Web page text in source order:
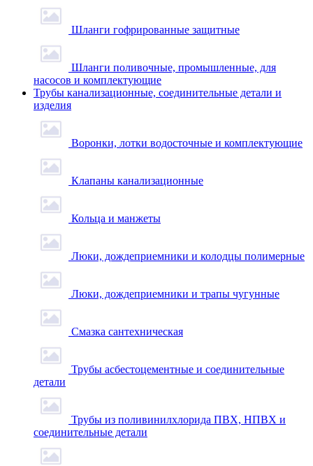
Шланги гофрированные защитные
Шланги поливочные, промышленные, для
насосов и комплектующие
Трубы канализационные, соединительные детали и
изделия
Воронки, лотки водосточные и комплектующие
Клапаны канализационные
Кольца и манжеты
Люки, дождеприемники и колодцы полимерные
Люки, дождеприемники и трапы чугунные
Смазка сантехническая
Трубы асбестоцементные и соединительные
детали
Трубы из поливинилхлорида ПВХ, НПВХ и
соединительные детали